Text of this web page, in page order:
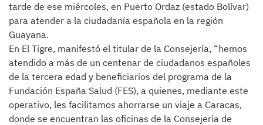
tarde de ese miércoles, en Puerto Ordaz (estado Bolívar)
para atender a la ciudadanía española en la región
Guayana.
En El Tigre, manifestó el titular de la Consejería, “hemos
atendido a más de un centenar de ciudadanos españoles
de la tercera edad y beneficiarios del programa de la
Fundación España Salud (FES), a quienes, mediante este
operativo, les facilitamos ahorrarse un viaje a Caracas,
donde se encuentran las oficinas de la Consejería de